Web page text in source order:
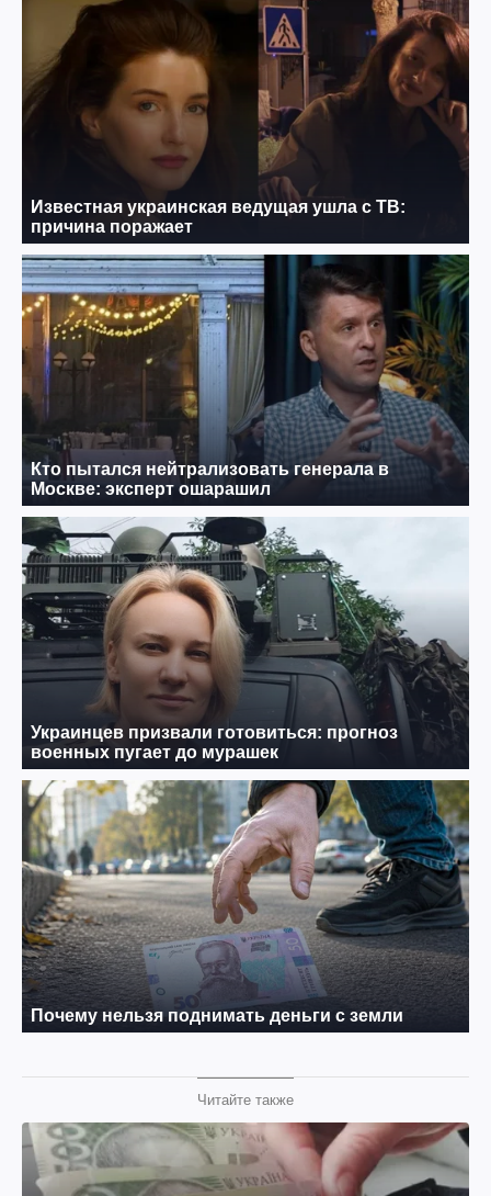
Читайте также